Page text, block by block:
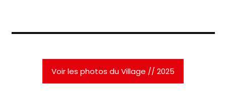
Voir les photos du Village // 2025